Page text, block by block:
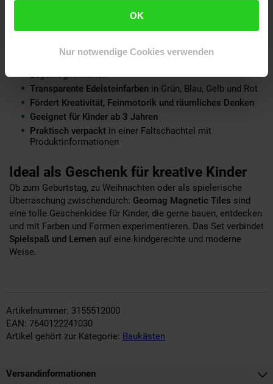
OK
Nur notwendige Cookies verwenden
Produktvorteile auf einen Blick
Spielspaß
Legemöglichkeiten
Transparente Edelsteinfarben in Grün, Blau, Gelb und Rot
Fördert Kreativität, Feinmotorik und räumliches Denken
Geeignet für Kinder ab 3 Jahren
Praktisch verpackt in einer Faltschachtel mit
Produktinformationen
Ideal als Geschenk für kreative Kinder
Ob zum Geburtstag, zu Weihnachten oder als spielerische
Überraschung zwischendurch: Geomag Magnetic Tiles sind
eine tolle Geschenkidee für Kinder, die gerne bauen, entdecken
und mit Farben und Formen experimentieren. Das Set verbindet
Spielspaß und Lernen auf eine kindgerechte und moderne
Weise.
Artikelnummer: 3155512000
EAN: 7640122241030
Artikel gehört zur Kategorie: Baukästen
Versandinformationen